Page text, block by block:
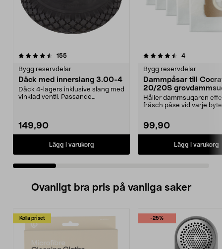
155recensioner
Bygg reservdelar
Däck med innerslang 3.00-4
Däck 4-lagers inklusive slang med
vinklad ventil. Passande
149,90
Lägg i varukorg
4.5 av 5 stjärnor 4recensioner
Bygg reservdelar
Dammpåsar till
20/20S
5-pack
Håller dammsugaren
fräsch påse vid varje
99,90
Lägg i varukorg
5.0 av 5 stjärnor
Ovanligt bra pris på vanliga saker
Kolla priset -25%